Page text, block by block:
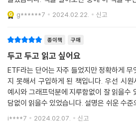
습니다. 책이 두꺼운 느낌이지만 책 안에 정
리되어 있어서 기
g******7 2024.02.22. 신고
종이책 구매
두고 두고 읽고 싶어요
ETF라는 단어는 자주 들었지만 정확하게 무
지 못해서 구입하게 된 책입니다. 우선 시원
예시와 그래프덕분에 지루함없이 잘 읽을수
담없이 읽을수 있었습니다. 설명은 쉬운 수
이가 읽기에는 조금 어려운 수준이라 두고 이
i****7 2024.02.07. 신고